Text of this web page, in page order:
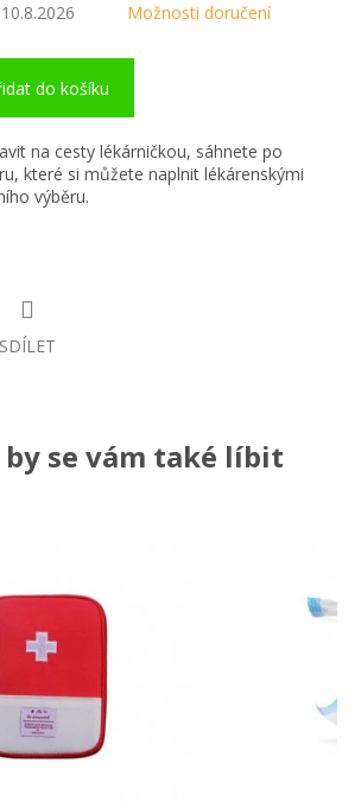
10.8.2026 Možnosti doručení
do košíku
na cesty lékárničkou, sáhnete po
které si můžete naplnit lékárenskými
výběru.
SDÍLET
se vám také líbit